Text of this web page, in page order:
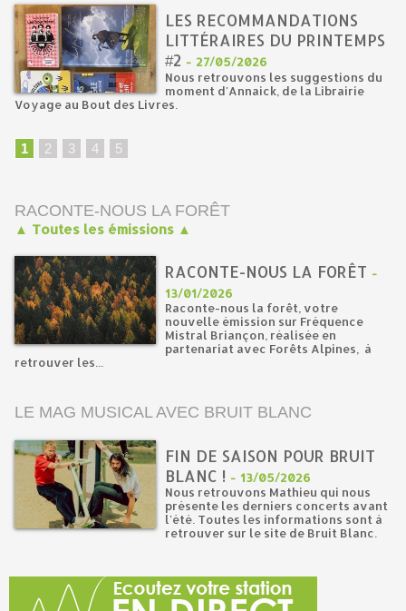
LES RECOMMANDATIONS
LITTÉRAIRES DU PRINTEMPS
#2 - 27/05/2026
Nous retrouvons les suggestions du
moment d'Annaick, de la Librairie
Voyage au Bout des Livres.
1 2 3 4 5
RACONTE-NOUS LA FORÊT
▲ Toutes les émissions ▲
RACONTE-NOUS LA FORÊT -
13/01/2026
Raconte-nous la forêt, votre
nouvelle émission sur Fréquence
Mistral Briançon, réalisée en
partenariat avec Forêts Alpines, à
retrouver les...
LE MAG MUSICAL AVEC BRUIT BLANC
FIN DE SAISON POUR BRUIT
BLANC ! - 13/05/2026
Nous retrouvons Mathieu qui nous
présente les derniers concerts avant
l'été. Toutes les informations sont à
retrouver sur le site de Bruit Blanc.